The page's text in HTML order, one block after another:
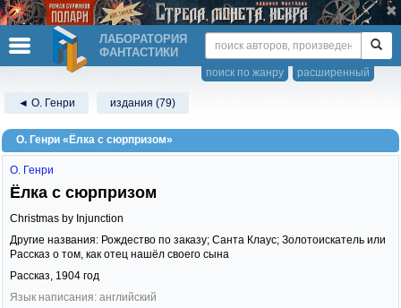
ЛАБОРАТОРИЯ
ФАНТАСТИКИ
расширенный
поиск по жанру
◄ О. Генри издания (79)
О. Генри «Ёлка с сюрпризом»
О. Генри
Ёлка с сюрпризом
Christmas by Injunction
Другие названия: Рождество по заказу; Санта Клаус; Золотоискатель или
Рассказ о том, как отец нашёл своего сына
Рассказ, 1904 год
Язык написания: английский